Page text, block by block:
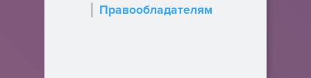
Правообладателям